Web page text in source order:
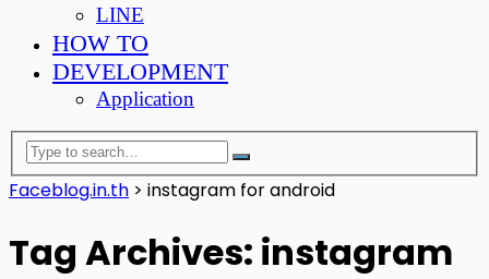
LINE
HOW TO
DEVELOPMENT
Application
Faceblog.in.th > instagram for android
Tag Archives: instagram